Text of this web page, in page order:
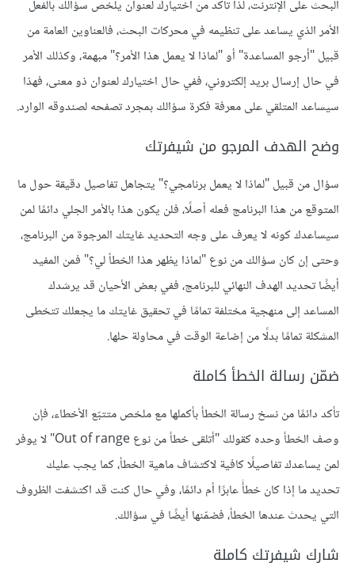
البحث على الإنترنت، لذا تأكد من اختيارك لعنوان يلخص سؤالك بالفعل
الأمر الذي يساعد على تنظيمه في محركات البحث، فالعناوين العامة من
قبيل "أرجو المساعدة" أو "لماذا لا يعمل هذا الأمر؟" مبهمة، وكذلك الأمر
في حال إرسال بريد إلكتروني، ففي حال اختيارك لعنوان ذو معنى، فهذا
سيساعد المتلقي على معرفة فكرة سؤالك بمجرد تصفحه لصندوقه الوارد.
وضح الهدف المرجو من شيفرتك
سؤال من قبيل "لماذا لا يعمل برنامجي؟" يتجاهل تفاصيل دقيقة حول ما
المتوقع من هذا البرنامج فعله أصلًا، فلن يكون هذا بالأمر الجلي دائمًا لمن
سيساعدك كونه لا يعرف على وجه التحديد غايتك المرجوة من البرنامج،
وحتى إن كان سؤالك من نوع "لماذا يظهر هذا الخطأ لي؟" فمن المفيد
أيضًا تحديد الهدف النهائي للبرنامج، ففي بعض الأحيان قد يرشدك
المساعد إلى منهجية مختلفة تمامًا في تحقيق غايتك ما يجعلك تتخطى
المشكلة تمامًا بدلًا من إضاعة الوقت في محاولة حلها.
ضمّن رسالة الخطأ كاملة
تأكد دائمًا من نسخ رسالة الخطأ بأكملها مع ملخص متتبّع الأخطاء، فإن
وصف الخطأ وحده كقولك "أتلقى خطأ من نوع Out of range" لا يوفر
لمن يساعدك تفاصيلًا كافية لاكتشاف ماهية الخطأ، كما يجب عليك
تحديد ما إذا كان خطأً عابرًا أم دائمًا، وفي حال كنت قد اكتشفت الظروف
التي يحدث عندها الخطأ، فضمّنها أيضًا في سؤالك.
شارك شيفرتك كاملة